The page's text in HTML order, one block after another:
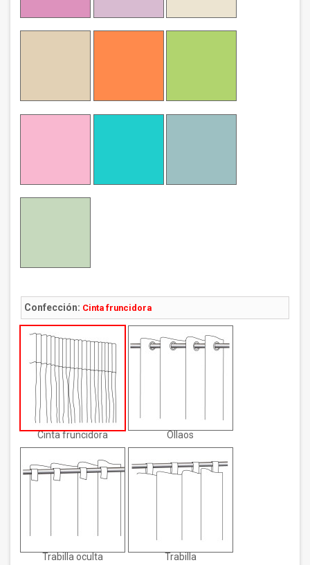
Confección: Cinta fruncidora
Cinta fruncidora Ollaos
Trabilla oculta Trabilla